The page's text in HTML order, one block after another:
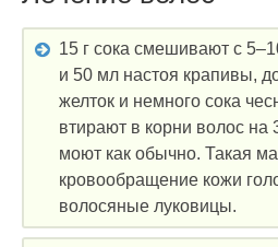
15 г сока смешивают с
и 50 мл настоя крапивы,
желток и немного сока
втирают в корни волос на
моют как обычно. Такая
кровообращение кожи
волосяные луковицы.